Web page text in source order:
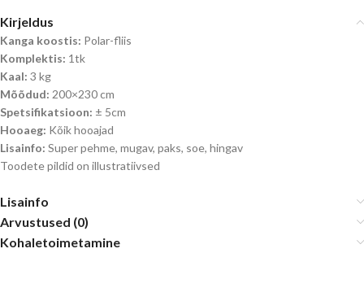
Kirjeldus
Kanga koostis: Polar-fliis
Komplektis: 1tk
Kaal: 3 kg
Mõõdud: 200×230 cm
Spetsifikatsioon: ± 5cm
Hooaeg: Kõik hooajad
Lisainfo: Super pehme, mugav, paks, soe, hingav
Toodete pildid on illustratiivsed
Lisainfo
Arvustused (0)
Kohaletoimetamine